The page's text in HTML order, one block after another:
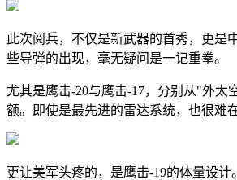
此次阅兵，不仅是新武器的首秀，更是
些导弹的出现，毫无疑问是一记重拳。
尤其是鹰击-20与鹰击-17，分别从"外
额。即使是最先进的雷达系统，也很难
更让美军头疼的，是鹰击-19的体量设